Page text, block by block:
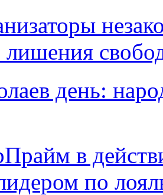
лишения
день:
в
по